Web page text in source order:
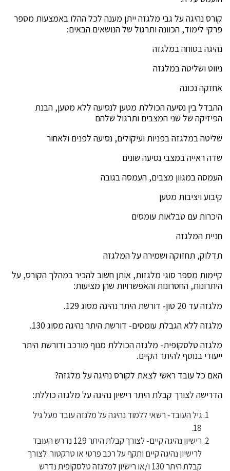
קורס נהיגה על גבי מלגזה ייתן מענה לכל ההלו באמצעות מספר
פרקי לימוד, הכוונה ותרגול של הנושאים הבאים:
נהיגה בטוחה במלגזה
ניווט ושליטה במלגזה
אחזקה נכונה
ההבדל בין נסיעה הכוללת מטען לנסיעה ללא מטען, הבנת
הפיזיקה של שני המצבים ותרגול שלהם
שליטה במלגזה בפניות ועיקולים, נסיעה לפנים ולאחור
שדה ראייה במצבי נסיעה שונים
העמסה במגוון מצבים, העמסה בגובה
קיבוע ויציבות מטען
היכרות עם טבלאות עומסים
חניית המלגזה
תדלוק, תחזוקה ושמירה על המלגזה
קיימות מספר סוגי מלגזות, אותן חשוב להכיר במהלך הקורס, על
היתרונות, החסרונות והאפשרויות שהן מציעות:
מלגזה עד 20 טון- דורשת היתר נהיגה מסוג 129.
מלגזה ללא הגבלת עומסים- דורשת היתר נהיגה מסוג 130.
מלגזה טלסקופית- מלגזה הכוללת מנוף מורכב ודורשת היתר
ייעודי בנוסף להיתר הקיים.
האם כל עובד ראשי לצאת לקורס נהיגה על מלגזה?
הדרישה לצורך קבלת היתר רישיון נהיגה על מלגזה כוללת:
גיל העובד- רשאי ללמוד נהיגה על מלגזה עובד מעל גיל
18.
רישיון נהיגה קיים- לצורך קבלת היתר 129 נדרש העובד
לרישיון נהיגה קיים ותקף על רכב פרטי או טרקטור. לצורך
קבלת היתר 130 ו/או רישיון למלגזה טלסקופית נדרש